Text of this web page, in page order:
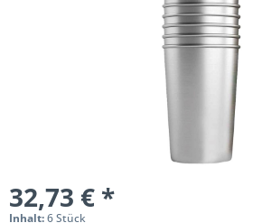
32,73 € *
Inhalt:6 Stück